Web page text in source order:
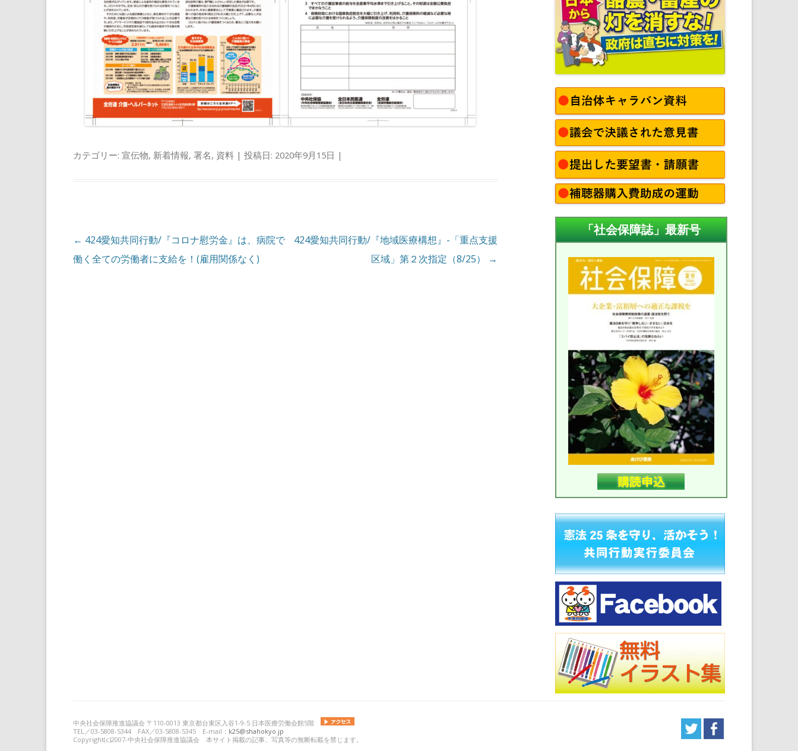
カテゴリー:宣伝物, 新着情報,署名, 資料 | 投稿日: 2020年9月15日 |
投稿ナビゲーション
← 424愛知共同行動/『コロナ慰労金』は、病院で
働く全ての労働者に支給を！(雇用関係なく)
424愛知共同行動/『地域医療構想』-「重点支援
区域」第２次指定（8/25）
→
「社会保障誌」最新号
中央社会保障推進協議会 〒110-0013 東京都台東区入谷1-9-5 日本医療労働会館5階
TEL／03-5808-5344 FAX／03-5808-5345 E-mail： k25@shahokyo.jp
Copyright(c)2007-中央社会保障推進協議会 本サイト掲載の記事、写真等の無断転載を禁じます。